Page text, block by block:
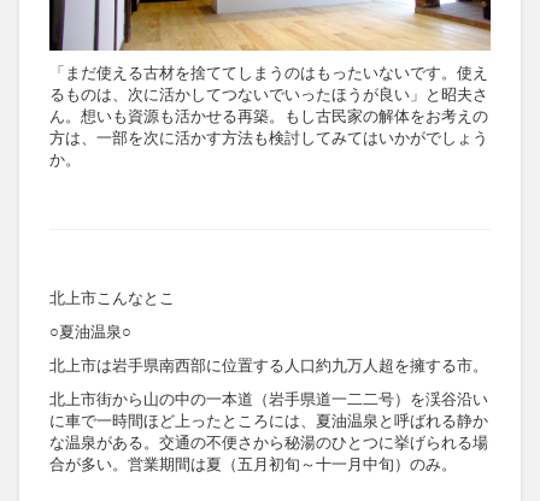
「まだ使える古材を捨ててしまうのはもったいないです。使え
るものは、次に活かしてつないでいったほうが良い」と昭夫さ
ん。想いも資源も活かせる再築。もし古民家の解体をお考えの
方は、一部を次に活かす方法も検討してみてはいかがでしょう
か。
北上市こんなとこ
○夏油温泉○
北上市は岩手県南西部に位置する人口約九万人超を擁する市。
北上市街から山の中の一本道（岩手県道一二二号）を渓谷沿い
に車で一時間ほど上ったところには、夏油温泉と呼ばれる静か
な温泉がある。交通の不便さから秘湯のひとつに挙げられる場
合が多い。営業期間は夏（五月初旬～十一月中旬）のみ。